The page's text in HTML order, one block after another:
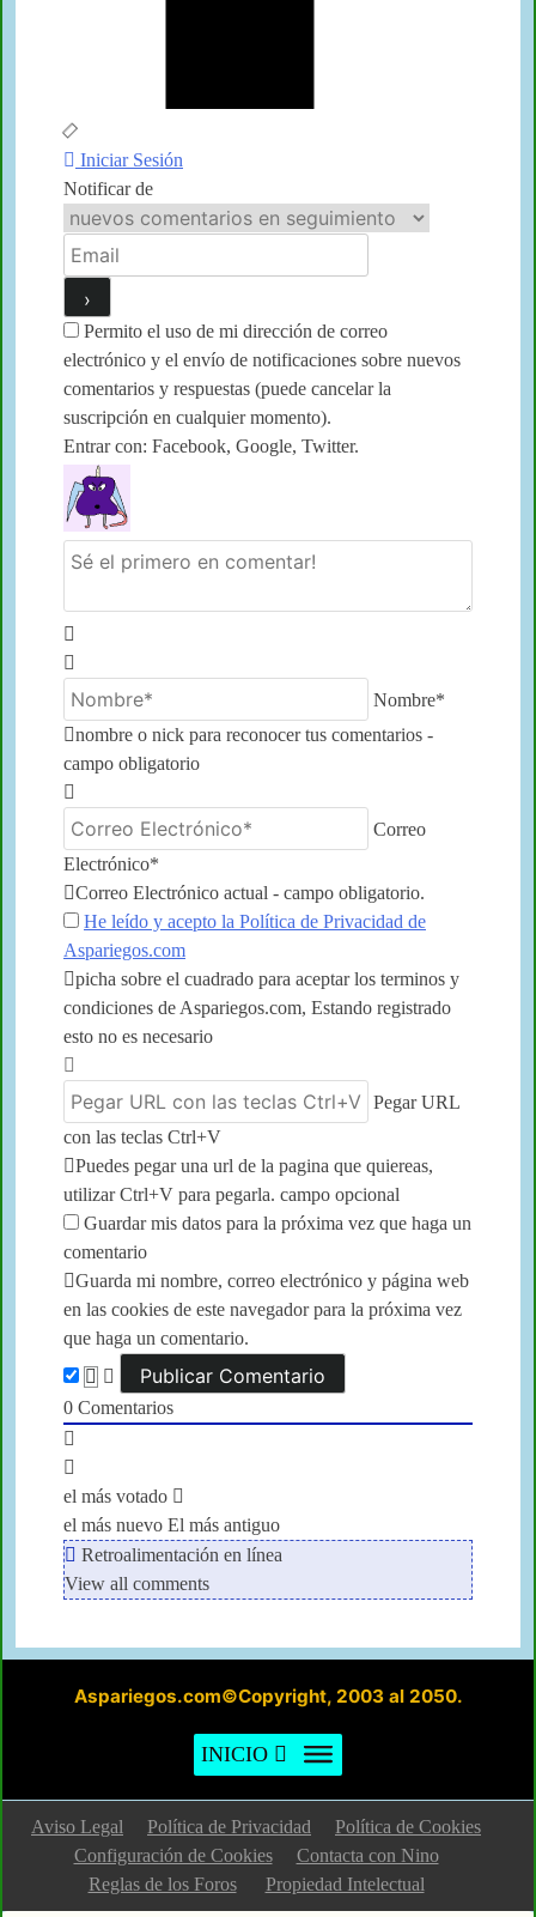
Iniciar Sesión
Notificar de
Permito el uso de mi dirección de correo
electrónico y el envío de notificaciones sobre nuevos
comentarios y respuestas (puede cancelar la
suscripción en cualquier momento).
Entrar con: Facebook, Google, Twitter.
Nombre*
nombre o nick para reconocer tus comentarios -
campo obligatorio
Correo
Electrónico*
Correo Electrónico actual - campo obligatorio.
He leído y acepto la Política de Privacidad de
Aspariegos.com
picha sobre el cuadrado para aceptar los terminos y
condiciones de Aspariegos.com, Estando registrado
esto no es necesario
Pegar URL
con las teclas Ctrl+V
Puedes pegar una url de la pagina que quiereas,
utilizar Ctrl+V para pegarla. campo opcional
Guardar mis datos para la próxima vez que haga un
comentario
Guarda mi nombre, correo electrónico y página web
en las cookies de este navegador para la próxima vez
que haga un comentario.
0 Comentarios
el más votado
el más nuevo El más antiguo
Retroalimentación en línea
View all comments
Aspariegos.com©Copyright, 2003 al 2050.
INICIO
Aviso Legal Política de Privacidad
Política de Cookies
Configuración de Cookies
Contacta con Nino
Reglas de los Foros
Propiedad Intelectual